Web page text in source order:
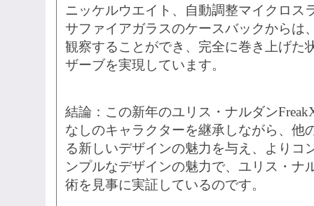
ニッケルウエイト、自動調整マイクロス
サファイアガラスのケースバックからは
観察することができ、完全に巻き上げた
ザーブを実現しています。
結論：この新年のユリス・ナルダン
なしのキャラクターを継承しながら、他
る新しいデザインの魅力を与え、よりコ
ンプルなデザインの魅力で、ユリス・ナ
術を見事に実証しているのです。